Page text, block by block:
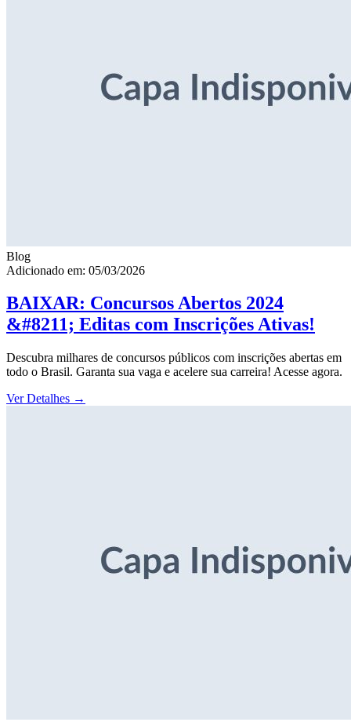
Blog
Adicionado em: 05/03/2026
BAIXAR: Concursos Abertos 2024
&#8211; Editas com Inscrições Ativas!
Descubra milhares de concursos públicos com inscrições abertas em
todo o Brasil. Garanta sua vaga e acelere sua carreira! Acesse agora.
Ver Detalhes →